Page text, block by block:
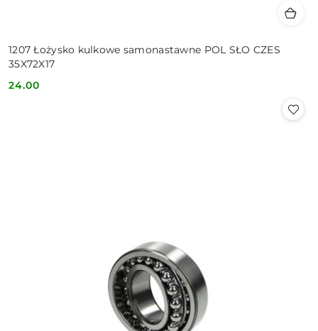
1207 Łożysko kulkowe samonastawne POL SŁO CZES
35X72X17
Cena:
24.00